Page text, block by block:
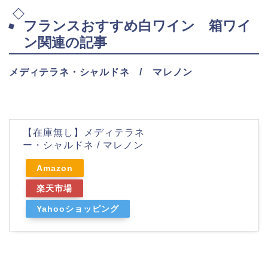
フランスおすすめ白ワイン 箱ワイ
ン関連の記事
メディテラネ・シャルドネ / マレノン
【在庫無し】メディテラネ
ー・シャルドネ / マレノン
Amazon
楽天市場
Yahooショッピング